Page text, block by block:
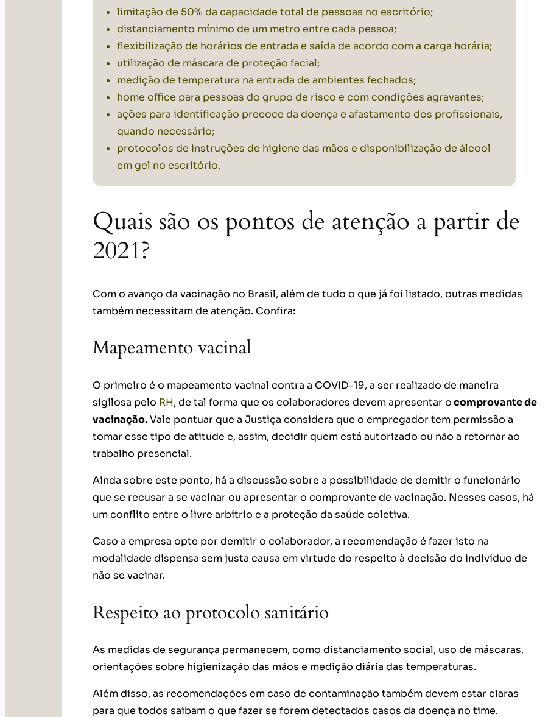
limitação de 50% da capacidade total de pessoas no escritório;
distanciamento mínimo de um metro entre cada pessoa;
flexibilização de horários de entrada e saída de acordo com a carga horária;
utilização de máscara de proteção facial;
medição de temperatura na entrada de ambientes fechados;
home office para pessoas do grupo de risco e com condições agravantes;
ações para identificação precoce da doença e afastamento dos profissionais,
quando necessário;
protocolos de instruções de higiene das mãos e disponibilização de álcool
em gel no escritório.
Quais são os pontos de atenção a partir de
2021?
Com o avanço da vacinação no Brasil, além de tudo o que já foi listado, outras medidas
também necessitam de atenção. Confira:
Mapeamento vacinal
O primeiro é o mapeamento vacinal contra a COVID-19, a ser realizado de maneira
sigilosa pelo RH, de tal forma que os colaboradores devem apresentar ocomprovante de
vacinação.Vale pontuar que a Justiça considera que o empregador tem permissão a
tomar esse tipo de atitude e, assim, decidir quem está autorizado ou não a retornar ao
trabalho presencial.
Ainda sobre este ponto, há a discussão sobre a possibilidade de demitir o funcionário
que se recusar a se vacinar ou apresentar o comprovante de vacinação. Nesses casos, há
um conflito entre o livre arbítrio e a proteção da saúde coletiva.
Caso a empresa opte por demitir o colaborador, a recomendação é fazer isto na
modalidade dispensa sem justa causa em virtude do respeito à decisão do indivíduo de
não se vacinar.
Respeito ao protocolo sanitário
As medidas de segurança permanecem, como distanciamento social, uso de máscaras,
orientações sobre higienização das mãos e medição diária das temperaturas.
Além disso, as recomendações em caso de contaminação também devem estar claras
para que todos saibam o que fazer se forem detectados casos da doença no time.